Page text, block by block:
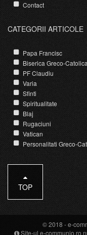
Contact
CATEGORII ARTICOLE
Papa Francisc
Biserica Greco-Catolica
PF Claudiu
Varia
Sfinti
Spiritualitate
Blaj
Rugaciuni
Vatican
Personalitati Greco-
TOP
© 2018 -e-
Site-ul e-communio.ro